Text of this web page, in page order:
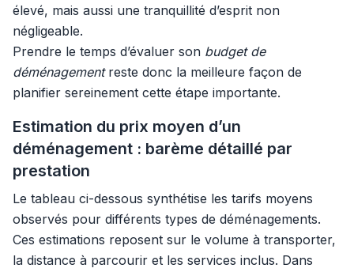
élevé, mais aussi une tranquillité d’esprit non
négligeable.
Prendre le temps d’évaluer son budget de
déménagementreste donc la meilleure façon de
planifier sereinement cette étape importante.
Estimation du prix moyen d’un
déménagement : barème détaillé par
prestation
Le tableau ci-dessous synthétise les tarifs moyens
observés pour différents types de déménagements.
Ces estimations reposent sur le volume à transporter,
la distance à parcourir et les services inclus. Dans